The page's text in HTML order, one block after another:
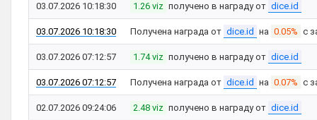
03.07.2026 10:18:30 1.26 viz получено в награду от dice.id
03.07.2026 10:18:30 Получена награда от dice.id на 0.05% с
03.07.2026 07:12:57 1.74 viz получено в награду от dice.id
03.07.2026 07:12:57 Получена награда от dice.id на 0.07% с
02.07.2026 09:24:06 2.48 viz получено в награду от dice.id